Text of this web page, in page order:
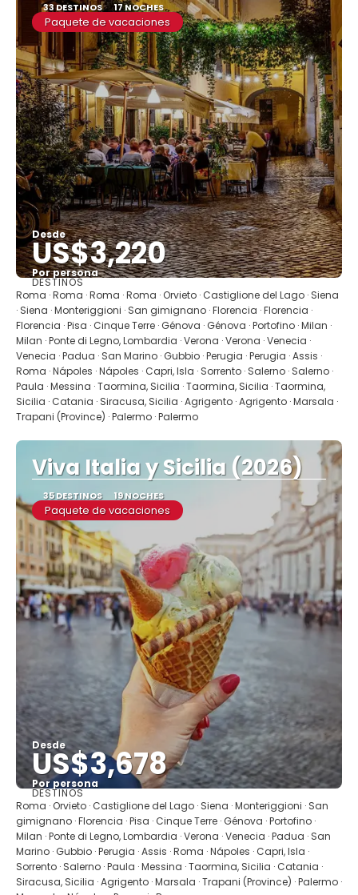
33 DESTINOS 17 NOCHES
Paquete de vacaciones
Desde
US$3,220
Por persona
Ver
DESTINOS
Roma · Roma · Roma · Roma · Orvieto · Castiglione del Lago · Siena
· Siena · Monteriggioni · San gimignano · Florencia · Florencia ·
Florencia · Pisa · Cinque Terre · Génova · Génova · Portofino · Milan ·
Milan · Ponte di Legno, Lombardia · Verona · Verona · Venecia ·
Venecia · Padua · San Marino · Gubbio · Perugia · Perugia · Assis ·
Roma · Nápoles · Nápoles · Capri, Isla · Sorrento · Salerno · Salerno ·
Paula · Messina · Taormina, Sicilia · Taormina, Sicilia · Taormina,
Sicilia · Catania · Siracusa, Sicilia · Agrigento · Agrigento · Marsala ·
Trapani (Province) · Palermo · Palermo
Viva Italia y Sicilia (2026)
35 DESTINOS 19 NOCHES
Paquete de vacaciones
Desde
US$3,678
Por persona
Ver
DESTINOS
Roma · Orvieto · Castiglione del Lago · Siena · Monteriggioni · San
gimignano · Florencia · Pisa · Cinque Terre · Génova · Portofino ·
Milan · Ponte di Legno, Lombardia · Verona · Venecia · Padua · San
Marino · Gubbio · Perugia · Assis · Roma · Nápoles · Capri, Isla ·
Sorrento · Salerno · Paula · Messina · Taormina, Sicilia · Catania ·
Siracusa, Sicilia · Agrigento · Marsala · Trapani (Province) · Palermo ·